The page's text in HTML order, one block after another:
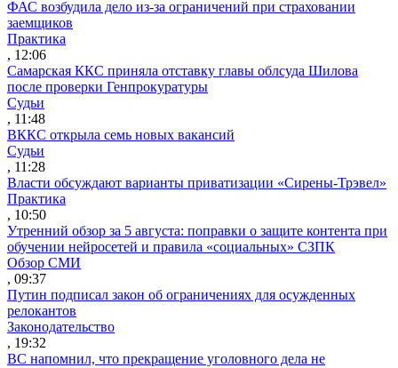
ФАС возбудила дело из-за ограничений при страховании
заемщиков
Практика
, 12:06
Самарская ККС приняла отставку главы облсуда Шилова
после проверки Генпрокуратуры
Судьи
, 11:48
ВККС открыла семь новых вакансий
Судьи
, 11:28
Власти обсуждают варианты приватизации «Сирены-Трэвел»
Практика
, 10:50
Утренний обзор за 5 августа: поправки о защите контента при
обучении нейросетей и правила «социальных» СЗПК
Обзор СМИ
, 09:37
Путин подписал закон об ограничениях для осужденных
релокантов
Законодательство
, 19:32
ВС напомнил, что прекращение уголовного дела не